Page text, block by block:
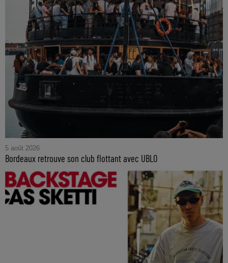
5 août 2026
Bordeaux retrouve son club flottant avec UBLO